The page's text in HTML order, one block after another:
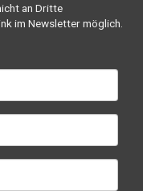
an Dritte
im Newsletter möglich.